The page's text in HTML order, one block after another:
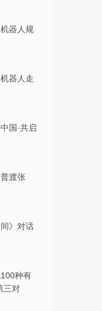
器人规
器人走
国·共启
渡张
》对话
100种有
三对